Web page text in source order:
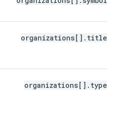
organizations[].title
organizations[].type